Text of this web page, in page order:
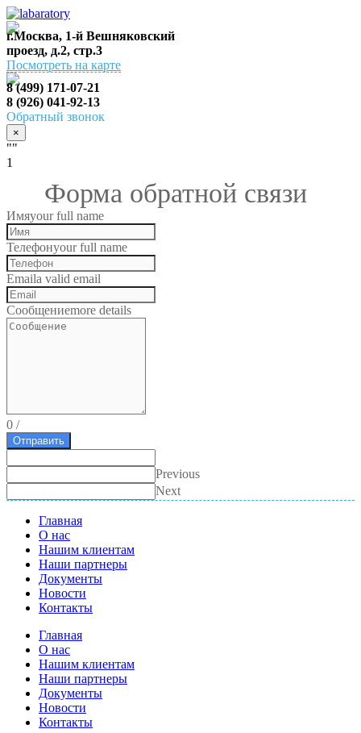
г.Москва, 1-й Вешняковский
проезд, д.2, стр.3
Посмотреть на карте
8 (499) 171-07-21
8 (926) 041-92-13
Обратный звонок
×
""
1
Форма обратной связи
Имяyour full name
Телефонyour full name
Emaila valid email
Сообщениеmore details
0 /
Отправить
Previous
Next
Главная
О нас
Нашим клиентам
Наши партнеры
Документы
Новости
Контакты
Главная
О нас
Нашим клиентам
Наши партнеры
Документы
Новости
Контакты